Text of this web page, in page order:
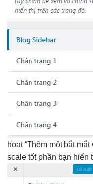
hoạt“Thêm một bắt mắt
scale tốtphần bạn hiển